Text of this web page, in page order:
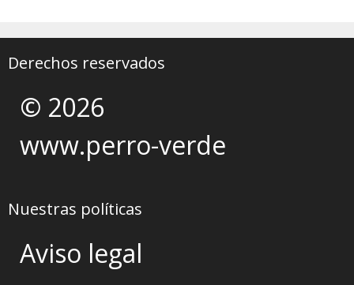
Derechos reservados
© 2026
www.perro-verde
Nuestras políticas
Aviso legal